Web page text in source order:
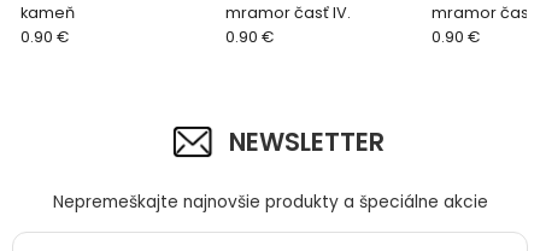
kameň
0.90 €
mramor časť IV.
0.90 €
mramor časť
0.90 €
NEWSLETTER
Nepremeškajte najnovšie produkty a špeciálne akcie